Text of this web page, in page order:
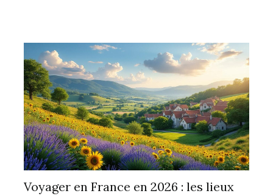
Voyager en France en 2026 : les lieux